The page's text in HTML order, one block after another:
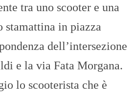
tra uno scooter e una
stamattina in piazza
dell’intersezione
e la via Fata Morgana.
lo scooterista che è